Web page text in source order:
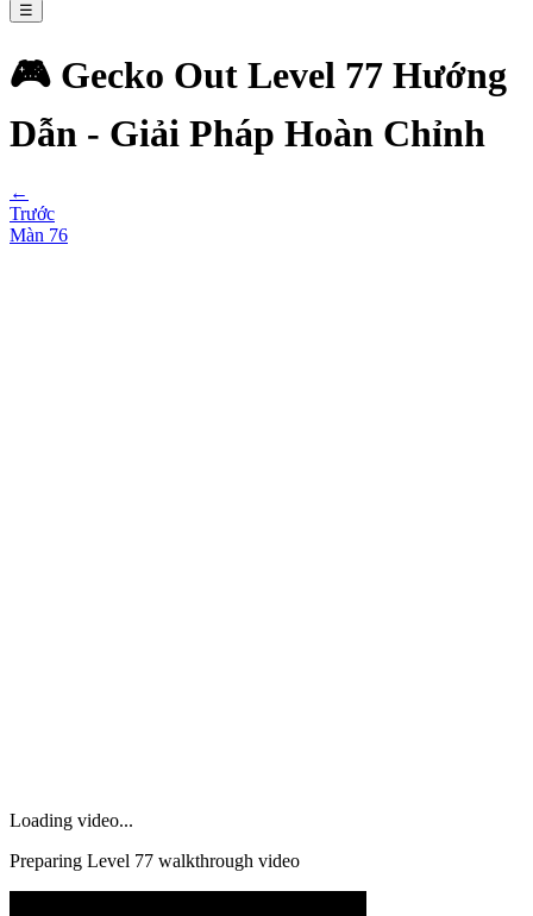
☰
🎮 Gecko Out Level 77 Hướng
Dẫn - Giải Pháp Hoàn Chỉnh
←
Trước
Màn 76
Loading video...
Preparing Level 77 walkthrough video